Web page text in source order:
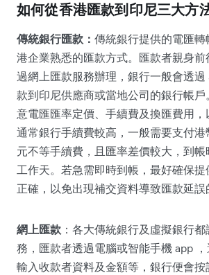
如何從香港匯款到印尼三大方
傳統銀行匯款： 傳統銀行提供的電匯
港企業熟悉的匯款方式。匯款者親身
過網上匯款服務辦理，銀行一般會透過
款到印尼供應商或當地公司的銀行帳戶
意電匯匯率定價、手續費及換匯費用，
通常銀行手續費較高，一般需要支付
元不等手續費，且匯率差價較大，到帳
工作天。若急需即時到帳，最好確保
正確，以免出現補交資料導致匯款延誤
網上匯款 ：各大傳統銀行及虛擬銀行
務，匯款者透過電腦或智能手機 app ，
輸入收款者資料及金額等，銀行便會按